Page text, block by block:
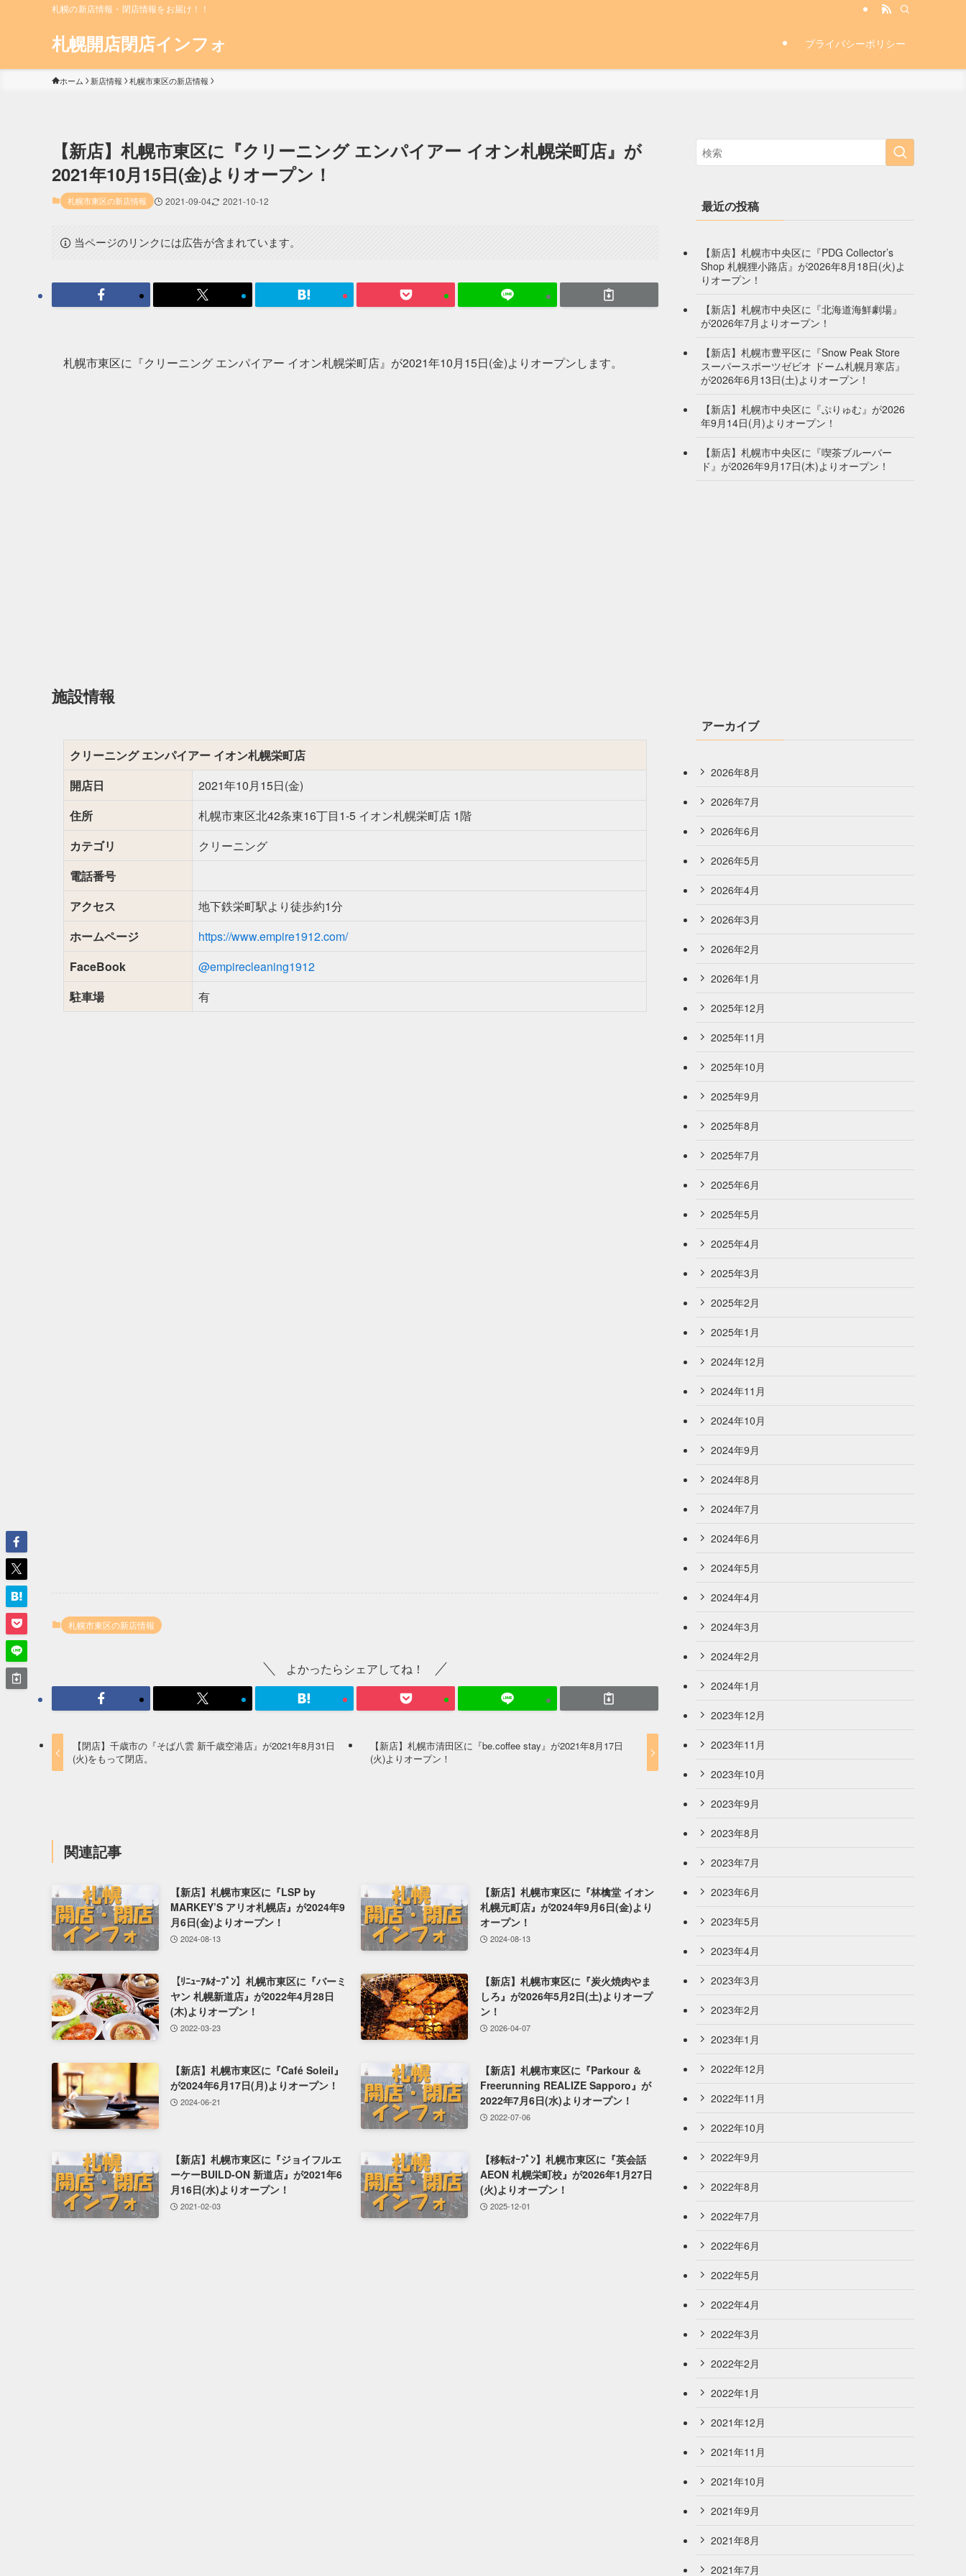
札幌の新店情報・閉店情報をお届け！！
札幌開店閉店インフォ プライバシーポリシー
ホーム 新店情報 札幌市東区の新店情報
【新店】札幌市東区に『クリーニング エンパイアー イオン札幌栄町店』が
2021年10月15日(金)よりオープン！
札幌市東区の新店情報 2021-09-04 2021-10-12
当ページのリンクには広告が含まれています。
札幌市東区に『クリーニング エンパイアー イオン札幌栄町店』が2021年10月15日(金)よりオープンします。
施設情報
クリーニング エンパイアー イオン札幌栄町店
開店日
2021年10月15日(金)
住所
札幌市東区北42条東16丁目1-5 イオン札幌栄町店 1階
カテゴリ
クリーニング
電話番号
アクセス
地下鉄栄町駅より徒歩約1分
ホームページ
https://www.empire1912.com/
FaceBook
@empirecleaning1912
駐車場
有
札幌市東区の新店情報
よかったらシェアしてね！
【閉店】千歳市の『そば八雲 新千歳空港店』が2021年8月31日
(火)をもって閉店。
【新店】札幌市清田区に『be.coffee stay』が2021年8月17日
(火)よりオープン！
関連記事
【新店】札幌市東区に『LSP by
MARKEY’S アリオ札幌店』が2024年9
月6日(金)よりオープン！
2024-08-13
【新店】札幌市東区に『林檎堂 イオン
札幌元町店』が2024年9月6日(金)より
オープン！
2024-08-13
【ﾘﾆｭｰｱﾙｵｰﾌﾟﾝ】札幌市東区に『バーミ
ヤン 札幌新道店』が2022年4月28日
(木)よりオープン！
2022-03-23
【新店】札幌市東区に『炭火焼肉やま
しろ』が2026年5月2日(土)よりオープ
ン！
2026-04-07
【新店】札幌市東区に『Café Soleil』
が2024年6月17日(月)よりオープン！
2024-06-21
【新店】札幌市東区に『Parkour ＆
Freerunning REALIZE Sapporo』が
2022年7月6日(水)よりオープン！
2022-07-06
【新店】札幌市東区に『ジョイフルエ
ーケーBUILD-ON 新道店』が2021年6
月16日(水)よりオープン！
2021-02-03
【移転ｵｰﾌﾟﾝ】札幌市東区に『英会話
AEON 札幌栄町校』が2026年1月27日
(火)よりオープン！
2025-12-01
最近の投稿
【新店】札幌市中央区に『PDG Collector’s
Shop 札幌狸小路店』が2026年8月18日(火)よ
りオープン！
【新店】札幌市中央区に『北海道海鮮劇場』
が2026年7月よりオープン！
【新店】札幌市豊平区に『Snow Peak Store
スーパースポーツゼビオ ドーム札幌月寒店』
が2026年6月13日(土)よりオープン！
【新店】札幌市中央区に『ぷりゅむ』が2026
年9月14日(月)よりオープン！
【新店】札幌市中央区に『喫茶ブルーバー
ド』が2026年9月17日(木)よりオープン！
アーカイブ
2026年8月
2026年7月
2026年6月
2026年5月
2026年4月
2026年3月
2026年2月
2026年1月
2025年12月
2025年11月
2025年10月
2025年9月
2025年8月
2025年7月
2025年6月
2025年5月
2025年4月
2025年3月
2025年2月
2025年1月
2024年12月
2024年11月
2024年10月
2024年9月
2024年8月
2024年7月
2024年6月
2024年5月
2024年4月
2024年3月
2024年2月
2024年1月
2023年12月
2023年11月
2023年10月
2023年9月
2023年8月
2023年7月
2023年6月
2023年5月
2023年4月
2023年3月
2023年2月
2023年1月
2022年12月
2022年11月
2022年10月
2022年9月
2022年8月
2022年7月
2022年6月
2022年5月
2022年4月
2022年3月
2022年2月
2022年1月
2021年12月
2021年11月
2021年10月
2021年9月
2021年8月
2021年7月